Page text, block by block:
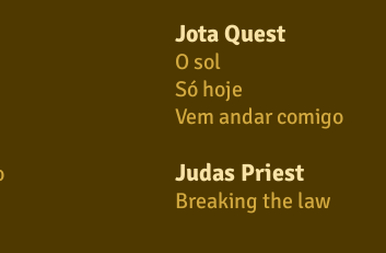
Jota Quest
O sol
Só hoje
Vem andar comigo
Judas Priest
Breaking the law